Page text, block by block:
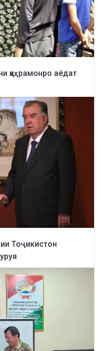
қаҳрамонро аёдат
Тоҷикистон